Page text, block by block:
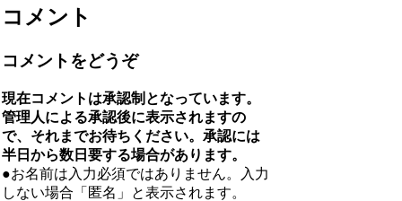
コメント
コメントをどうぞ
現在コメントは承認制となっています。
管理人による承認後に表示されますの
で、それまでお待ちください。承認には
半日から数日要する場合があります。
●お名前は入力必須ではありません。入力
しない場合「匿名」と表示されます。